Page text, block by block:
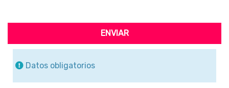
ENVIAR
Datos obligatorios